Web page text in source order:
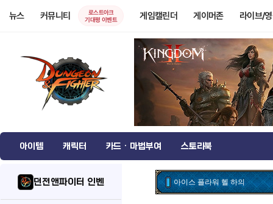
뉴스 커뮤니티
로스트아크
기대평 이벤트
게임캘린더 게이머존 라이브/
아이템 캐릭터 카드 · 마법부여 스토리북
던전앤파이터 인벤 아이스 플라워 헬 하의